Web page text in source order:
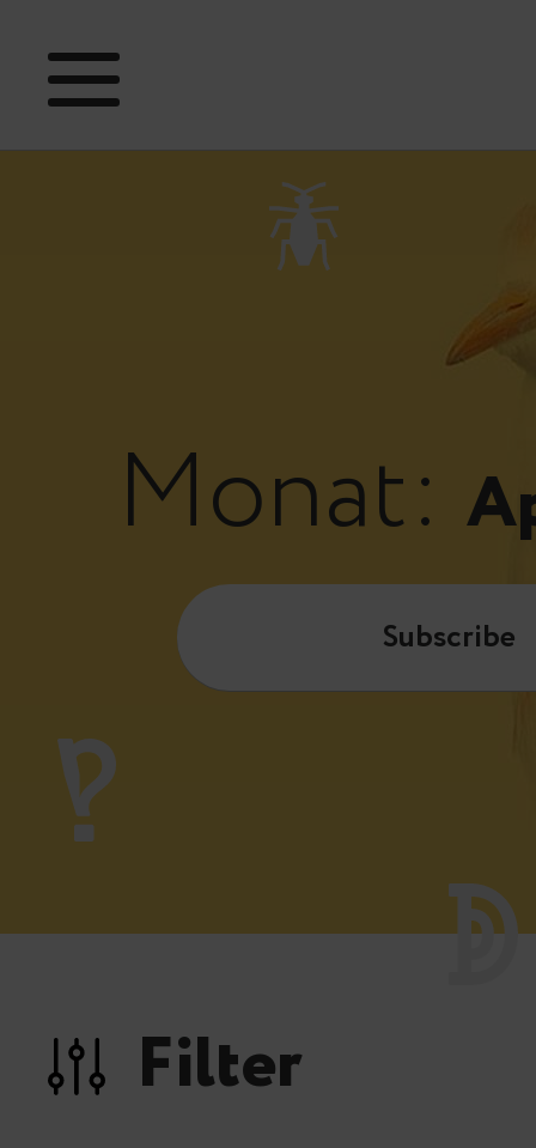
Monat:
Subscribe
Filter